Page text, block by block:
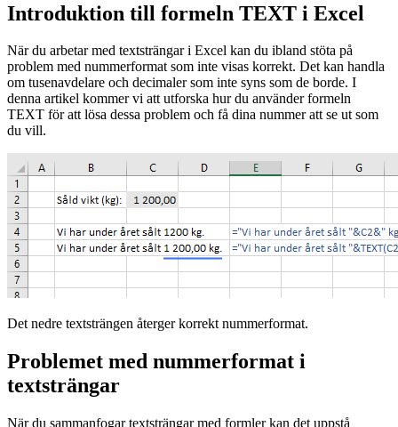
Introduktion till formeln TEXT i Excel
När du arbetar med textsträngar i Excel kan du ibland stöta på
problem med nummerformat som inte visas korrekt. Det kan handla
om tusenavdelare och decimaler som inte syns som de borde. I
denna artikel kommer vi att utforska hur du använder formeln
TEXT för att lösa dessa problem och få dina nummer att se ut som
du vill.
Det nedre textsträngen återger korrekt nummerformat.
Problemet med nummerformat i
textsträngar
När du sammanfogar textsträngar med formler kan det uppstå